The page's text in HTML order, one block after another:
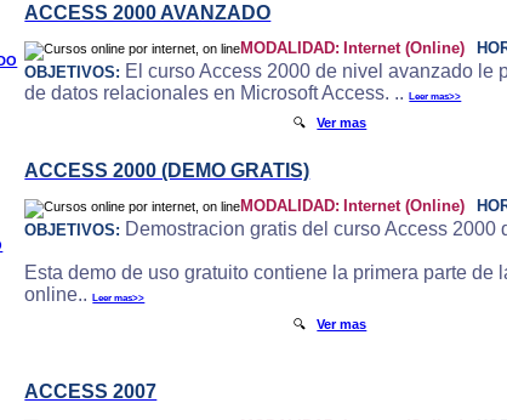
ACCESS 2000 AVANZADO
MODALIDAD: Internet (Online)
OBJETIVOS: El curso Access 2000 de nivel avanzado
de datos relacionales en Microsoft Access. ..Leer mas>>
🔍Ver mas
ACCESS 2000 (DEMO GRATIS)
MODALIDAD: Internet (Online)
OBJETIVOS: Demostracion gratis del curso Access 2000
Esta demo de uso gratuito contiene la primera parte
online..Leer mas>>
🔍Ver mas
ACCESS 2007